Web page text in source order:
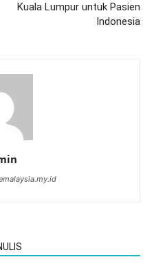
Kuala Lumpur untuk Pasien
Indonesia